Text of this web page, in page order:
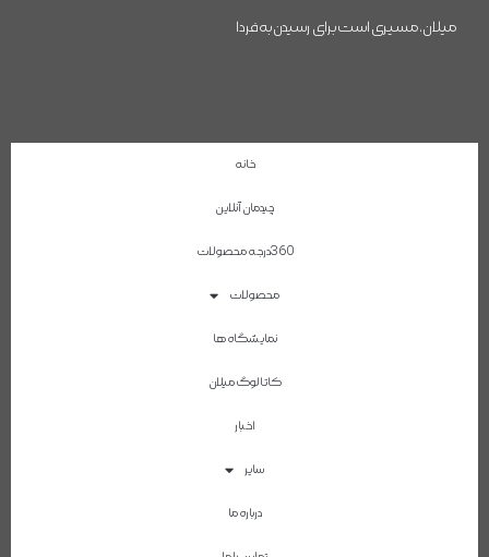
میلان، مسیری است برای رسیدن به فردا
خانه
چیدمان آنلاین
360درجه محصولات
محصولات
نمایشگاه ها
کاتالوگ میلان
اخبار
سایر
درباره ما